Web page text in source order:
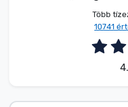
Több
10741